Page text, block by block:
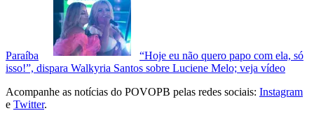
Paraíba
“Hoje eu não quero papo com ela, só
isso!”, dispara Walkyria Santos sobre Luciene Melo; veja vídeo
Acompanhe as notícias do POVOPB pelas redes sociais: Instagram
e Twitter.